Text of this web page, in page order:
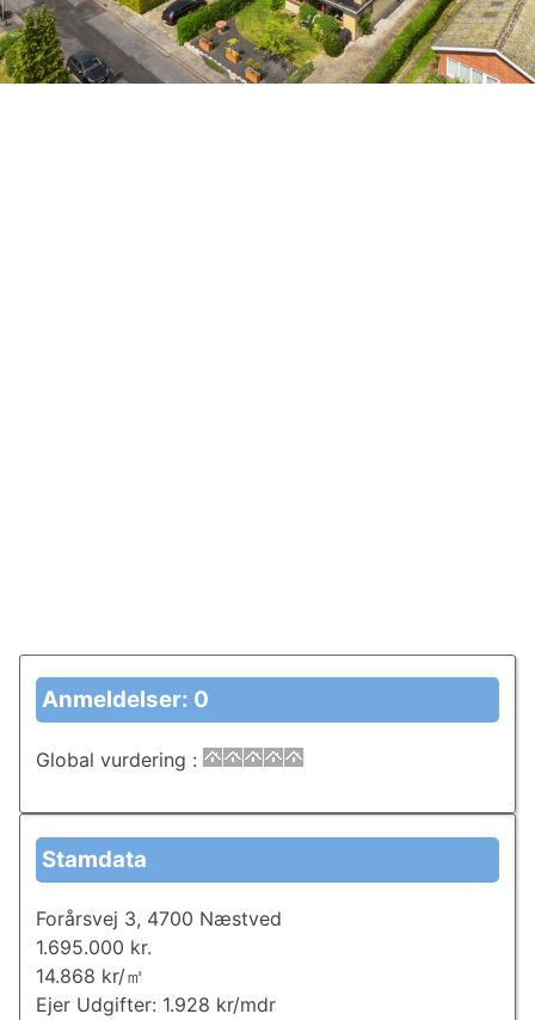
Anmeldelser: 0
Global vurdering :
Stamdata
Forårsvej 3, 4700 Næstved
1.695.000 kr.
14.868 kr/㎡
Ejer Udgifter: 1.928 kr/mdr